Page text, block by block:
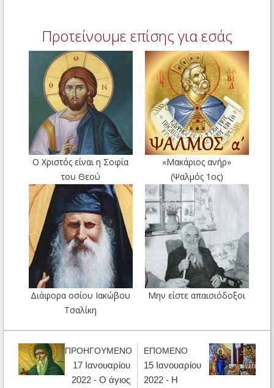
Προτείνουμε επίσης για εσάς
Ο Χριστός είναι η Σοφία
του Θεού
«Μακάριος ανήρ»
(Ψαλμός 1ος)
Διάφορα οσίου Ιακώβου
Τσαλίκη
Μην είστε απαισιόδοξοι
ΠΡΟΗΓΟΥΜΕΝΟ
17 Ιανουαρίου
2022 - Ο άγιος
ΕΠΟΜΕΝΟ
15 Ιανουαρίου
2022 - Η